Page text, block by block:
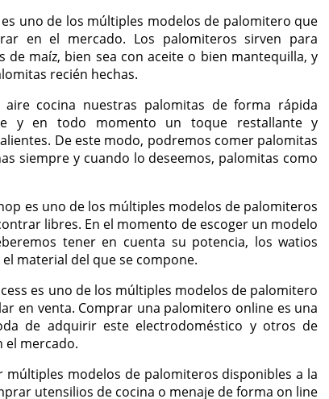
uno de los múltiples modelos de palomitero que
en el mercado. Los palomiteros sirven para
de maíz, bien sea con aceite o bien mantequilla, y
recién hechas.
cocina nuestras palomitas de forma rápida
y en todo momento un toque restallante y
De este modo, podremos comer palomitas
siempre y cuando lo deseemos, palomitas como
es uno de los múltiples modelos de palomiteros
libres. En el momento de escoger un modelo
tener en cuenta su potencia, los watios
material del que se compone.
es uno de los múltiples modelos de palomitero
en venta. Comprar una palomitero online es una
de adquirir este electrodoméstico y otros de
el mercado.
múltiples modelos de palomiteros disponibles a la
utensilios de cocina o menaje de forma on line